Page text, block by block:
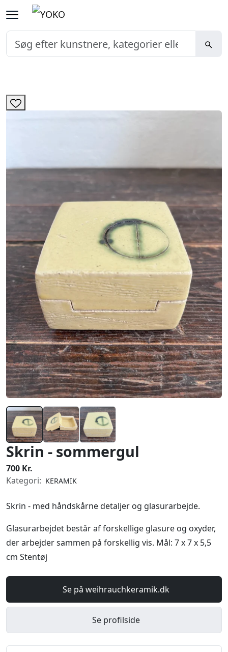
Skrin - sommergul
700 Kr.
Kategori: KERAMIK
Skrin - med håndskårne detaljer og glasurarbejde.
Glasurarbejdet består af forskellige glasure og oxyder,
der arbejder sammen på forskellig vis. Mål: 7 x 7 x 5,5
cm Stentøj
Se på weihrauchkeramik.dk
Se profilside